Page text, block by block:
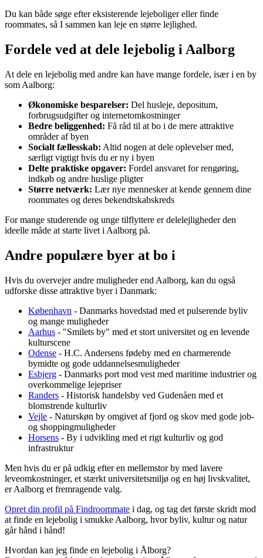
Du kan både søge efter eksisterende lejeboliger eller finde
roommates, så I sammen kan leje en større lejlighed.
Fordele ved at dele lejebolig i Aalborg
At dele en lejebolig med andre kan have mange fordele, især i en by
som Aalborg:
Økonomiske besparelser: Del husleje, depositum,
forbrugsudgifter og internetomkostninger
Bedre beliggenhed: Få råd til at bo i de mere attraktive
områder af byen
Socialt fællesskab: Altid nogen at dele oplevelser med,
særligt vigtigt hvis du er ny i byen
Delte praktiske opgaver: Fordel ansvaret for rengøring,
indkøb og andre huslige pligter
Større netværk: Lær nye mennesker at kende gennem dine
roommates og deres bekendtskabskreds
For mange studerende og unge tilflyttere er delelejligheder den
ideelle måde at starte livet i Aalborg på.
Andre populære byer at bo i
Hvis du overvejer andre muligheder end Aalborg, kan du også
udforske disse attraktive byer i Danmark:
København - Danmarks hovedstad med et pulserende byliv
og mange muligheder
Aarhus - "Smilets by" med et stort universitet og en levende
kulturscene
Odense - H.C. Andersens fødeby med en charmerende
bymidte og gode uddannelsesmuligheder
Esbjerg - Danmarks port mod vest med maritime industrier og
overkommelige lejepriser
Randers - Historisk handelsby ved Gudenåen med et
blomstrende kulturliv
Vejle - Naturskøn by omgivet af fjord og skov med gode job-
og shoppingmuligheder
Horsens - By i udvikling med et rigt kulturliv og god
infrastruktur
Men hvis du er på udkig efter en mellemstor by med lavere
leveomkostninger, et stærkt universitetsmiljø og en høj livskvalitet,
er Aalborg et fremragende valg.
Opret din profil på Findroommate i dag, og tag det første skridt mod
at finde en lejebolig i smukke Aalborg, hvor byliv, kultur og natur
går hånd i hånd!
Hvordan kan jeg finde en lejebolig i Ålborg?